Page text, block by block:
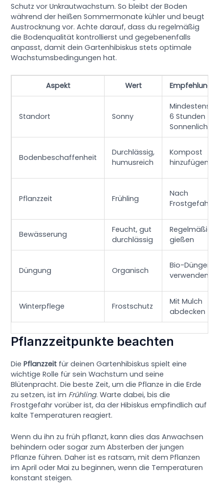
Schutz vor Unkrautwachstum. So bleibt der Boden
während der heißen Sommermonate kühler und beugt
Austrocknung vor. Achte darauf, dass du regelmäßig
die Bodenqualität kontrollierst und gegebenenfalls
anpasst, damit dein Gartenhibiskus stets optimale
Wachstumsbedingungen hat.
Aspekt Wert Empfehlung
Standort Sonny
Mindestens
6 Stunden
Sonnenlicht
Bodenbeschaffenheit
Durchlässig,
humusreich
Kompost
hinzufügen
Pflanzzeit Frühling
Nach
Frostgefahr
Bewässerung
Feucht, gut
durchlässig
Regelmäßig
gießen
Düngung Organisch
Bio-Dünger
verwenden
Winterpflege Frostschutz
Mit Mulch
abdecken
Pflanzzeitpunkte beachten
DiePflanzzeit für deinen Gartenhibiskus spielt eine
wichtige Rolle für sein Wachstum und seine
Blütenpracht. Die beste Zeit, um die Pflanze in die Erde
zu setzen, ist im Frühling. Warte dabei, bis die
Frostgefahr vorüber ist, da der Hibiskus empfindlich auf
kalte Temperaturen reagiert.
Wenn du ihn zu früh pflanzt, kann dies das Anwachsen
behindern oder sogar zum Absterben der jungen
Pflanze führen. Daher ist es ratsam, mit dem Pflanzen
im April oder Mai zu beginnen, wenn die Temperaturen
konstant steigen.